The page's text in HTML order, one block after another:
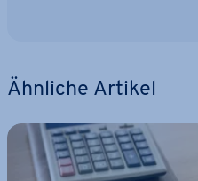
Ähnliche Artikel